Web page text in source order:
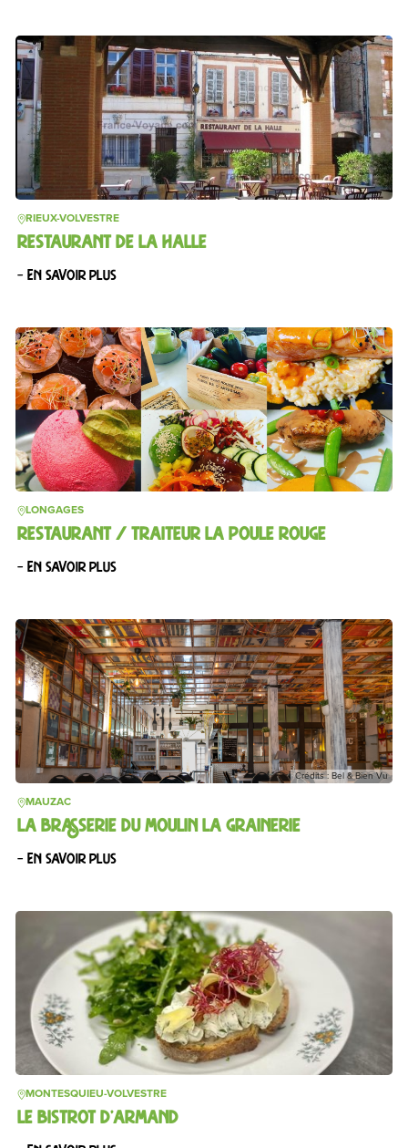
RIEUX-VOLVESTRE
RESTAURANT DE LA HALLE
– En savoir plus
LONGAGES
RESTAURANT / TRAITEUR LA POULE ROUGE
– En savoir plus
Crédits : Bel & Bien Vu
MAUZAC
LA BRASSERIE DU MOULIN LA GRAINERIE
– En savoir plus
MONTESQUIEU-VOLVESTRE
LE BISTROT D’ARMAND